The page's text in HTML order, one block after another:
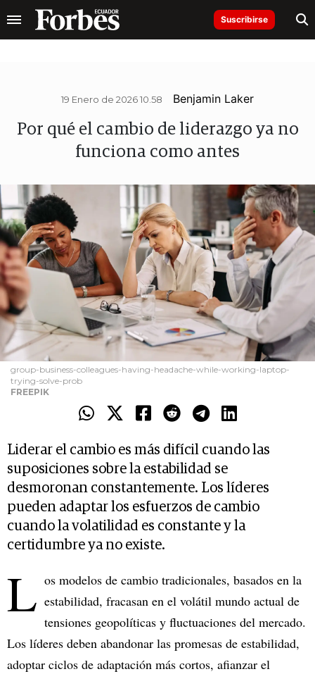
Suscribirse
19 Enero de 2026 10.58 Benjamin Laker
Por qué el cambio de liderazgo ya no
funciona como antes
group-business-colleagues-having-headache-while-working-laptop-
trying-solve-prob
FREEPIK
Liderar el cambio es más difícil cuando las
suposiciones sobre la estabilidad se
desmoronan constantemente. Los líderes
pueden adaptar los esfuerzos de cambio
cuando la volatilidad es constante y la
certidumbre ya no existe.
L os modelos de cambio tradicionales, basados ​​en la
estabilidad, fracasan en el volátil mundo actual de
tensiones geopolíticas y fluctuaciones del mercado.
Los líderes deben abandonar las promesas de estabilidad,
adoptar ciclos de adaptación más cortos, afianzar el